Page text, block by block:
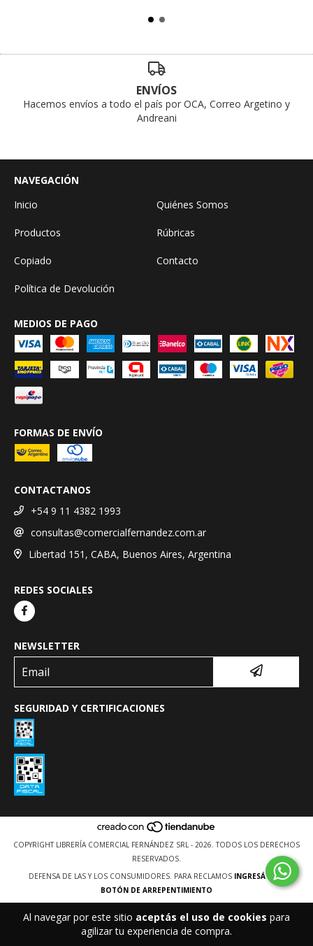
Al navegar por este sitio aceptás el uso de cookies para
agilizar tu experiencia de compra.
ENVÍOS
Hacemos envíos a todo el país por OCA, Correo Argetino y
Andreani
NAVEGACIÓN
Inicio
Quiénes Somos
Productos Rúbricas
Copiado Contacto
Política de Devolución
MEDIOS DE PAGO
FORMAS DE ENVÍO
CONTACTANOS
+54 9 11 4382 1993
consultas@comercialfernandez.com.ar
Libertad 151, CABA, Buenos Aires, Argentina
REDES SOCIALES
NEWSLETTER
SEGURIDAD Y CERTIFICACIONES
COPYRIGHT LIBRERÍA COMERCIAL FERNÁNDEZ SRL - 2026. TODOS LOS DERECHOS
RESERVADOS.
DEFENSA DE LAS Y LOS CONSUMIDORES. PARA RECLAMOS INGRESÁ ACÁ.
BOTÓN DE ARREPENTIMIENTO